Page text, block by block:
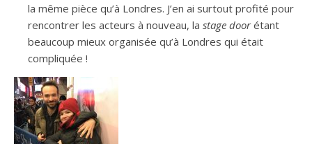
la même pièce qu’à Londres. J’en ai surtout profité pour
rencontrer les acteurs à nouveau, la stage doorétant
beaucoup mieux organisée qu’à Londres qui était
compliquée !